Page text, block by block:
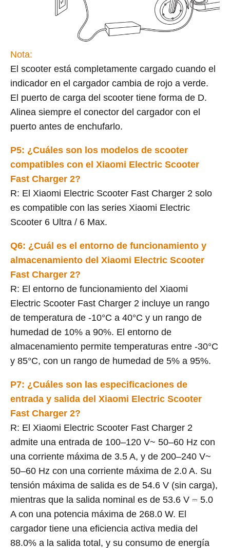
Nota:
El scooter está completamente cargado cuando el
indicador en el cargador cambia de rojo a verde.
El puerto de carga del scooter tiene forma de D.
Alinea siempre el conector del cargador con el
puerto antes de enchufarlo.
P5: ¿Cuáles son los modelos de scooter
compatibles con el Xiaomi Electric Scooter
Fast Charger 2?
R: El Xiaomi Electric Scooter Fast Charger 2 solo
es compatible con las series Xiaomi Electric
Scooter 6 Ultra / 6 Max.
Q6: ¿Cuál es el entorno de funcionamiento y
almacenamiento del Xiaomi Electric Scooter
Fast Charger 2?
R: El entorno de funcionamiento del Xiaomi
Electric Scooter Fast Charger 2 incluye un rango
de temperatura de -10°C a 40°C y un rango de
humedad de 10% a 90%. El entorno de
almacenamiento permite temperaturas entre -30°C
y 85°C, con un rango de humedad de 5% a 95%.
P7: ¿Cuáles son las especificaciones de
entrada y salida del Xiaomi Electric Scooter
Fast Charger 2?
R: El Xiaomi Electric Scooter Fast Charger 2
admite una entrada de 100–120 V~ 50–60 Hz con
una corriente máxima de 3.5 A, y de 200–240 V~
50–60 Hz con una corriente máxima de 2.0 A. Su
tensión máxima de salida es de 54.6 V (sin carga),
mientras que la salida nominal es de 53.6 V ⎓ 5.0
A con una potencia máxima de 268.0 W. El
cargador tiene una eficiencia activa media del
88.0% a la salida total, y su consumo de energía